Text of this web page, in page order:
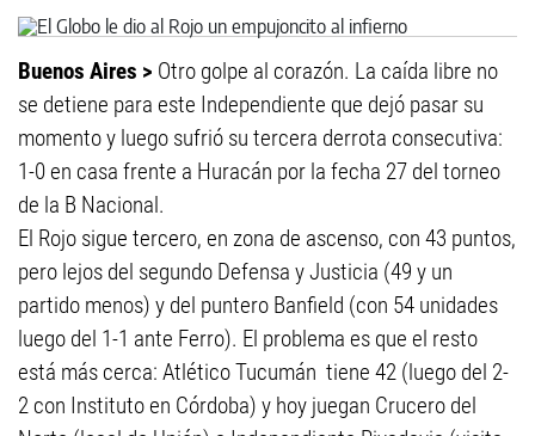
Buenos Aires > Otro golpe al corazón. La caída libre no
se detiene para este Independiente que dejó pasar su
momento y luego sufrió su tercera derrota consecutiva:
1-0 en casa frente a Huracán por la fecha 27 del torneo
de la B Nacional.
El Rojo sigue tercero, en zona de ascenso, con 43 puntos,
pero lejos del segundo Defensa y Justicia (49 y un
partido menos) y del puntero Banfield (con 54 unidades
luego del 1-1 ante Ferro). El problema es que el resto
está más cerca: Atlético Tucumán tiene 42 (luego del 2-
2 con Instituto en Córdoba) y hoy juegan Crucero del